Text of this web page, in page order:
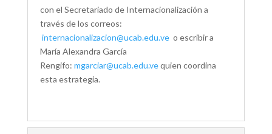
con el Secretariado de Internacionalización a
través de los correos:
internacionalizacion@ucab.edu.veo escribir a
María Alexandra García
Rengifo: mgarciar@ucab.edu.vequien coordina
esta estrategia.